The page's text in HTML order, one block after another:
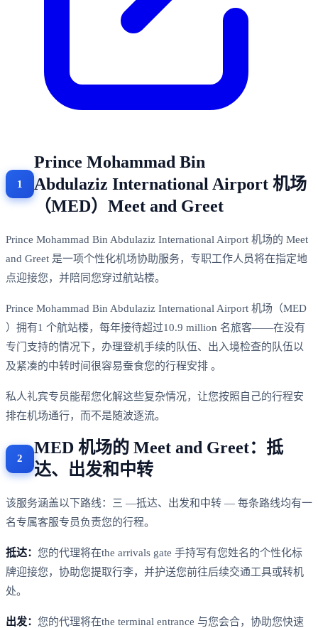
Prince Mohammad Bin
Abdulaziz International Airport 机场
（MED）Meet and Greet
Prince Mohammad Bin Abdulaziz International Airport 机场的 Meet
and Greet 是一项个性化机场协助服务，专职工作人员将在指定地
点迎接您，并陪同您穿过航站楼。
Prince Mohammad Bin Abdulaziz International Airport 机场（MED
）拥有1 个航站楼，每年接待超过10.9 million 名旅客——在没有
专门支持的情况下，办理登机手续的队伍、出入境检查的队伍以
及紧凑的中转时间很容易蚕食您的行程安排 。
私人礼宾专员能帮您化解这些复杂情况，让您按照自己的行程安
排在机场通行，而不是随波逐流。
MED 机场的 Meet and Greet：抵
达、出发和中转
该服务涵盖以下路线：三 —抵达、出发和中转 — 每条路线均有一
名专属客服专员负责您的行程。
抵达： 您的代理将在the arrivals gate 手持写有您姓名的个性化标
牌迎接您，协助您提取行李，并护送您前往后续交通工具或转机
处。
出发： 您的代理将在the terminal entrance 与您会合，协助您快速